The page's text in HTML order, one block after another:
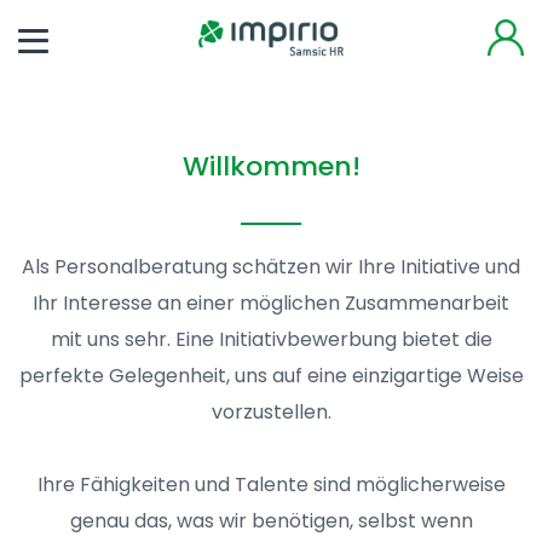
Willkommen!
Als Personalberatung schätzen wir Ihre Initiative und
Ihr Interesse an einer möglichen Zusammenarbeit
mit uns sehr. Eine Initiativbewerbung bietet die
perfekte Gelegenheit, uns auf eine einzigartige Weise
vorzustellen.
Ihre Fähigkeiten und Talente sind möglicherweise
genau das, was wir benötigen, selbst wenn